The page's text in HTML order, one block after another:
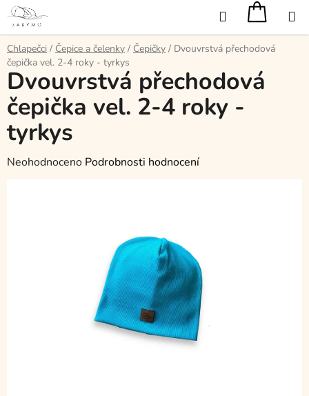
Přejít
obsah
Hledat
Chlapečci / Čepice a čelenky / Čepičky / Dvouvrstvá přechodová
čepička vel. 2-4 roky - tyrkys
Dvouvrstvá přechodová
čepička vel. 2-4 roky -
tyrkys
Průměrné
Neohodnoceno Podrobnosti hodnocení